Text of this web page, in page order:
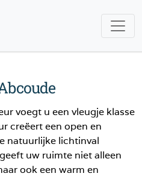
voegt u een vleugje klasse
creëert een open en
natuurlijke lichtinval
uw ruimte niet alleen
ook een warm en